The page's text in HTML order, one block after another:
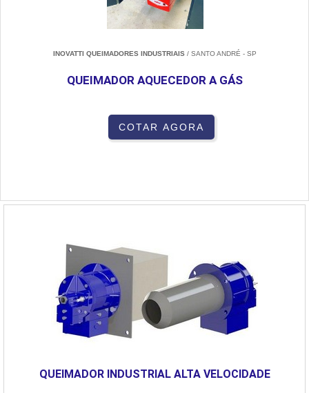
INOVATTI QUEIMADORES INDUSTRIAIS/ SANTO ANDRÉ - SP
QUEIMADOR AQUECEDOR A GÁS
COTAR AGORA
QUEIMADOR INDUSTRIAL ALTA VELOCIDADE